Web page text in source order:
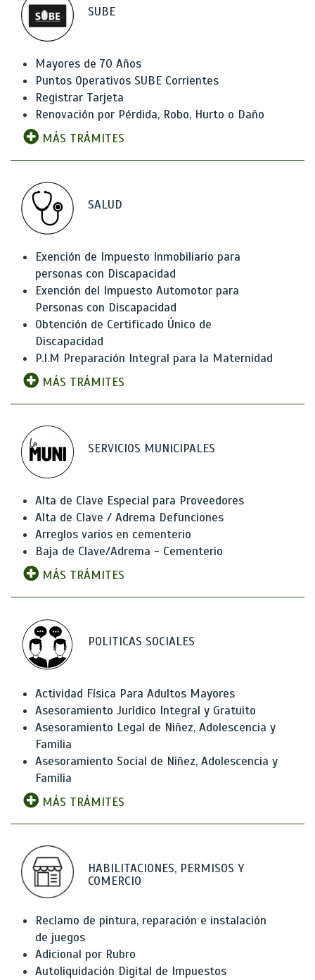
SUBE
Mayores de 70 Años
Puntos Operativos SUBE Corrientes
Registrar Tarjeta
Renovación por Pérdida, Robo, Hurto o Daño
MÁS TRÁMITES
SALUD
Exención de Impuesto Inmobiliario para
personas con Discapacidad
Exención del Impuesto Automotor para
Personas con Discapacidad
Obtención de Certificado Único de
Discapacidad
P.I.M Preparación Integral para la Maternidad
MÁS TRÁMITES
SERVICIOS MUNICIPALES
Alta de Clave Especial para Proveedores
Alta de Clave / Adrema Defunciones
Arreglos varios en cementerio
Baja de Clave/Adrema - Cementerio
MÁS TRÁMITES
POLITICAS SOCIALES
Actividad Física Para Adultos Mayores
Asesoramiento Jurídico Integral y Gratuito
Asesoramiento Legal de Niñez, Adolescencia y
Familia
Asesoramiento Social de Niñez, Adolescencia y
Familia
MÁS TRÁMITES
HABILITACIONES, PERMISOS Y
COMERCIO
Reclamo de pintura, reparación e instalación
de juegos
Adicional por Rubro
Autoliquidación Digital de Impuestos